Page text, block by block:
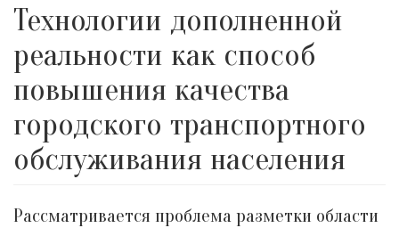
Технологии дополненной
реальности как способ
повышения качества
городского транспортного
обслуживания населения
Рассматривается проблема разметки области